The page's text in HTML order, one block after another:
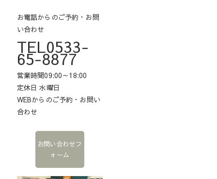
お電話からのご予約・お問
い合わせ
TEL0533-
65-8877
営業時間09:00～18:00
定休日 水曜日
WEBからのご予約・お問い
合わせ
お問い合わせフ
ォーム